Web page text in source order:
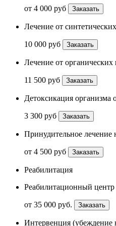
от 4 000 руб Заказать
Лечение от
10 000 руб Заказать
Лечение от органических
11 500 руб Заказать
Детоксикация организма
3 300 руб Заказать
Принудительное лечение
от 4 500 руб Заказать
Реабилитация
Реабилитационный центр
от 35 000 руб. Заказать
Интервенция (убеждение